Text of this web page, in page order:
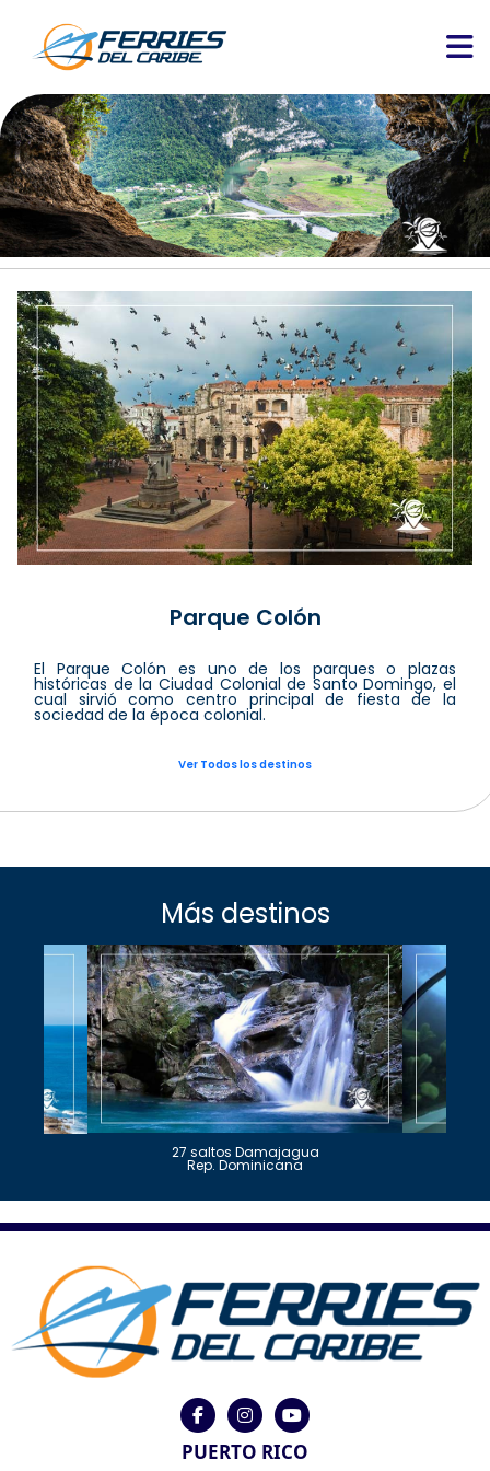
Parque Colón
El Parque Colón es uno de los parques o plazas
históricas de la Ciudad Colonial de Santo Domingo, el
cual sirvió como centro principal de fiesta de la
sociedad de la época colonial.
Ver Todos los destinos
Más destinos
27 saltos Damajagua
Rep. Dominicana
PUERTO RICO